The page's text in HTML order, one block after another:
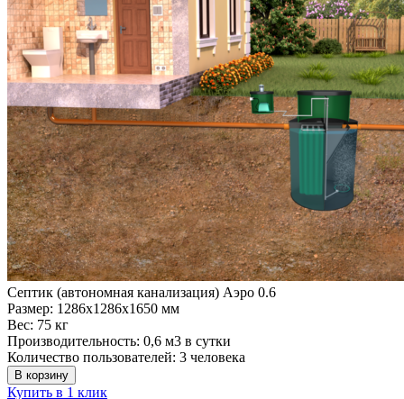
Септик (автономная канализация) Аэро 0.6
Размер: 1286x1286x1650 мм
Вес: 75 кг
Производительность: 0,6 м3 в сутки
Количество пользователей: 3 человека
В корзину
Купить в 1 клик